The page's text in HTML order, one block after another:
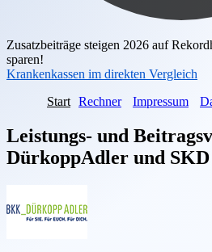
Zusatzbeiträge steigen 2026 auf
sparen!
Krankenkassen im direkten Vergleich
Start Rechner Impressum
Leistungs- und
DürkoppAdler und